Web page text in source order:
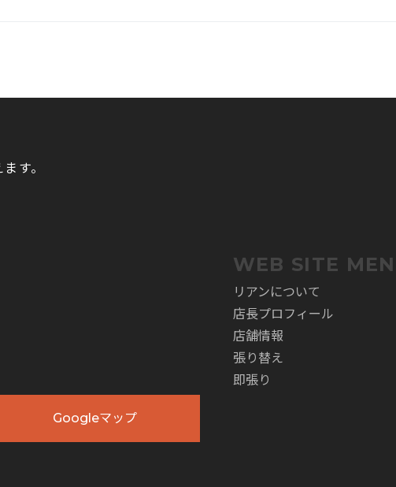
す。
Googleマップ
WEB SITE
リアンについて
店長プロフィール
店舗情報
張り替え
即張り